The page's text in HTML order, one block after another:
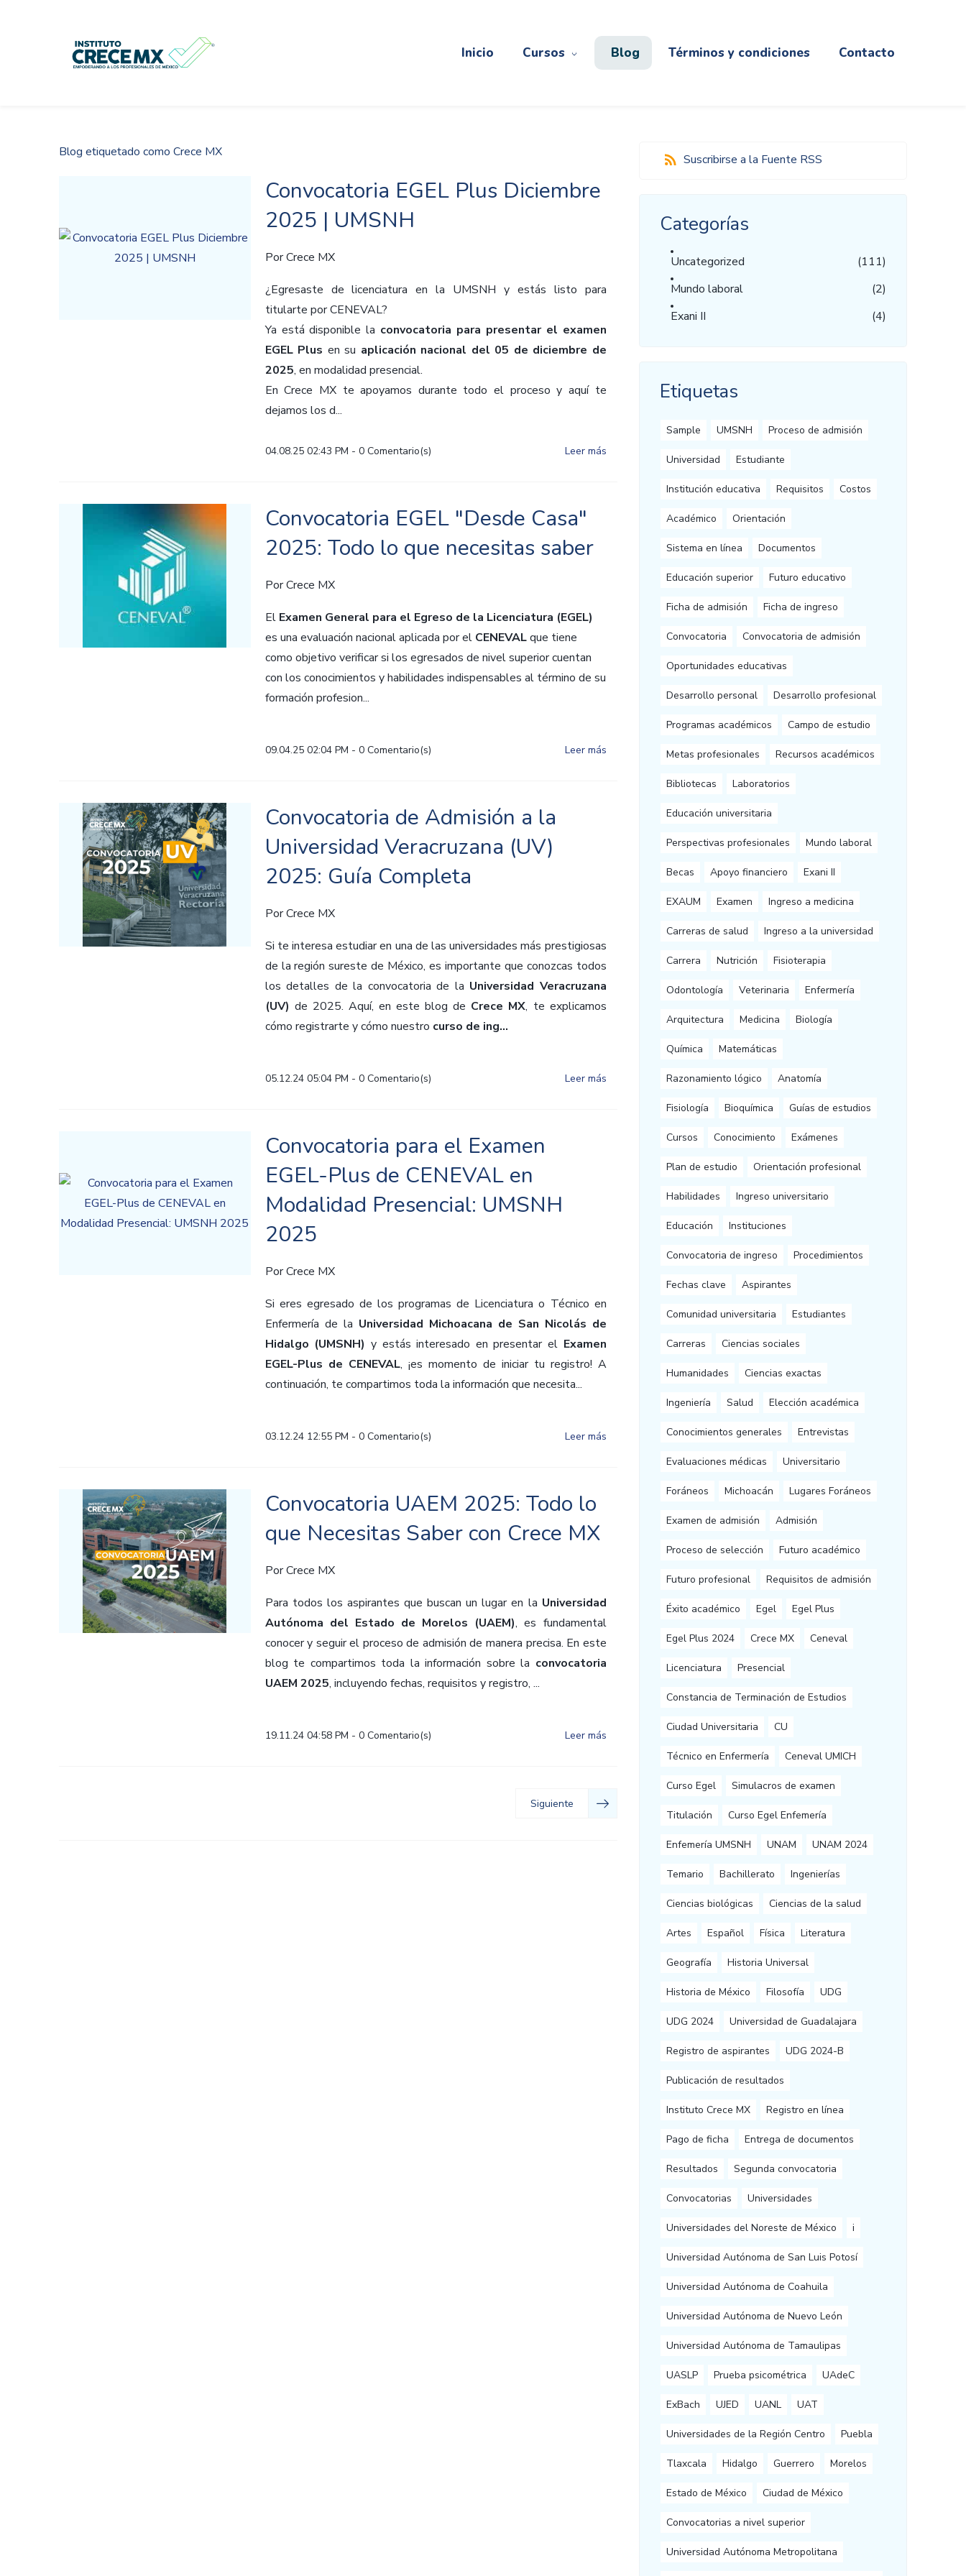
Inicio Cursos Blog Términos y condiciones Contacto
Blog etiquetado como Crece MX
Convocatoria EGEL Plus Diciembre
2025 | UMSNH
PorCrece MX
¿Egresaste de licenciatura en la UMSNH y estás listo para
titularte por CENEVAL?
Ya está disponible la convocatoria para presentar el examen
EGEL Plus en su aplicación nacional del 05 de diciembre de
2025, en modalidad presencial.
En Crece MX te apoyamos durante todo el proceso y aquí te
dejamos los d...
04.08.25 02:43 PM - 0Comentario(s) Leer más
Convocatoria EGEL "Desde Casa"
2025: Todo lo que necesitas saber
PorCrece MX
El Examen General para el Egreso de la Licenciatura (EGEL)
es una evaluación nacional aplicada por el CENEVALque tiene
como objetivo verificar si los egresados de nivel superior cuentan
con los conocimientos y habilidades indispensables al término de su
formación profesion...
09.04.25 02:04 PM - 0Comentario(s) Leer más
Convocatoria de Admisión a la
Universidad Veracruzana (UV)
2025: Guía Completa
PorCrece MX
Si te interesa estudiar en una de las universidades más prestigiosas
de la región sureste de México, es importante que conozcas todos
los detalles de la convocatoria de la Universidad Veracruzana
(UV) de 2025. Aquí, en este blog de Crece MX, te explicamos
cómo registrarte y cómo nuestro curso de ing...
05.12.24 05:04 PM - 0Comentario(s) Leer más
Convocatoria para el Examen
EGEL-Plus de CENEVAL en
Modalidad Presencial: UMSNH
2025
PorCrece MX
Si eres egresado de los programas de Licenciatura o Técnico en
Enfermería de la Universidad Michoacana de San Nicolás de
Hidalgo (UMSNH) y estás interesado en presentar el Examen
EGEL-Plus de CENEVAL, ¡es momento de iniciar tu registro! A
continuación, te compartimos toda la información que necesita...
03.12.24 12:55 PM - 0Comentario(s) Leer más
Convocatoria UAEM 2025: Todo lo
que Necesitas Saber con Crece MX
PorCrece MX
Para todos los aspirantes que buscan un lugar en la Universidad
Autónoma del Estado de Morelos (UAEM), es fundamental
conocer y seguir el proceso de admisión de manera precisa. En este
blog te compartimos toda la información sobre la convocatoria
UAEM 2025, incluyendo fechas, requisitos y registro, ...
19.11.24 04:58 PM - 0Comentario(s) Leer más
Siguiente
Suscribirse a la Fuente RSS
Categorías
Uncategorized
(111)
Mundo laboral
(2)
Exani II
(4)
Etiquetas
Sample UMSNH Proceso de admisión
Universidad Estudiante
Institución educativa Requisitos Costos
Académico Orientación
Sistema en línea Documentos
Educación superior Futuro educativo
Ficha de admisión Ficha de ingreso
Convocatoria Convocatoria de admisión
Oportunidades educativas
Desarrollo personal Desarrollo profesional
Programas académicos Campo de estudio
Metas profesionales Recursos académicos
Bibliotecas Laboratorios
Educación universitaria
Perspectivas profesionales Mundo laboral
Becas Apoyo financiero Exani II
EXAUM Examen Ingreso a medicina
Carreras de salud Ingreso a la universidad
Carrera Nutrición Fisioterapia
Odontología Veterinaria Enfermería
Arquitectura Medicina Biología
Química Matemáticas
Razonamiento lógico Anatomía
Fisiología Bioquímica Guías de estudios
Cursos Conocimiento Exámenes
Plan de estudio Orientación profesional
Habilidades Ingreso universitario
Educación Instituciones
Convocatoria de ingreso Procedimientos
Fechas clave Aspirantes
Comunidad universitaria Estudiantes
Carreras Ciencias sociales
Humanidades Ciencias exactas
Ingeniería Salud Elección académica
Conocimientos generales Entrevistas
Evaluaciones médicas Universitario
Foráneos Michoacán Lugares Foráneos
Examen de admisión Admisión
Proceso de selección Futuro académico
Futuro profesional Requisitos de admisión
Éxito académico Egel Egel Plus
Egel Plus 2024 Crece MX Ceneval
Licenciatura Presencial
Constancia de Terminación de Estudios
Ciudad Universitaria CU
Técnico en Enfermería Ceneval UMICH
Curso Egel Simulacros de examen
Titulación Curso Egel Enfemería
Enfemería UMSNH UNAM UNAM 2024
Temario Bachillerato Ingenierías
Ciencias biológicas Ciencias de la salud
Artes Español Física Literatura
Geografía Historia Universal
Historia de México Filosofía UDG
UDG 2024 Universidad de Guadalajara
Registro de aspirantes UDG 2024-B
Publicación de resultados
Instituto Crece MX Registro en línea
Pago de ficha Entrega de documentos
Resultados Segunda convocatoria
Convocatorias Universidades
Universidades del Noreste de México i
Universidad Autónoma de San Luis Potosí
Universidad Autónoma de Coahuila
Universidad Autónoma de Nuevo León
Universidad Autónoma de Tamaulipas
UASLP Prueba psicométrica UAdeC
ExBach UJED UANL UAT
Universidades de la Región Centro Puebla
Tlaxcala Hidalgo Guerrero Morelos
Estado de México Ciudad de México
Convocatorias a nivel superior
Universidad Autónoma Metropolitana